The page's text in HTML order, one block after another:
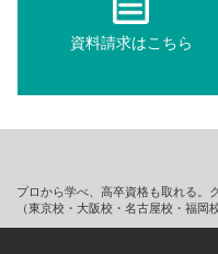
資料請求はこちら
プロから学べ、高卒資格も取れる。
（東京校・大阪校・名古屋校・福岡